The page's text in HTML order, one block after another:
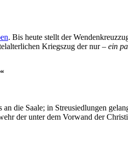
. Bis heute stellt der
Kriegszug der nur – ein
die Saale; in Streusiedlungen
der unter dem Vorwand der